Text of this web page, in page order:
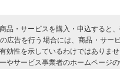
品・サービスを購入・申込すると
広告を行う場合には、商品・サ
効性を示しているわけではありま
やサービス事業者のホームページ